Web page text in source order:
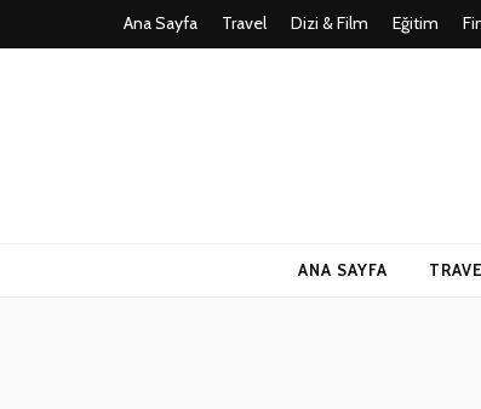
Ana Sayfa Travel Dizi & Film Eğitim
ANA SAYFA